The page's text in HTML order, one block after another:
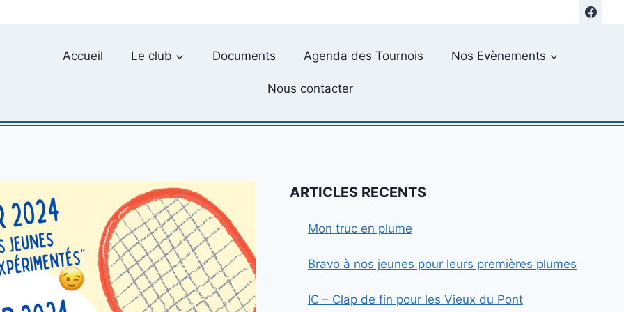
Accueil Le club Documents Agenda des Tournois Nos Evènements
Nous contacter
ARTICLES RECENTS
Mon truc en plume
Bravo à nos jeunes pour leurs premières plumes
IC – Clap de fin pour les Vieux du Pont